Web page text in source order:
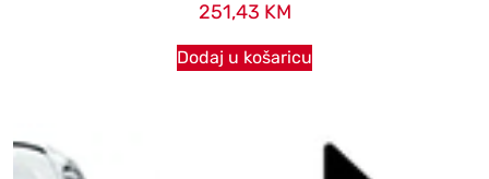
251,43 KM
Dodaj u košaricu